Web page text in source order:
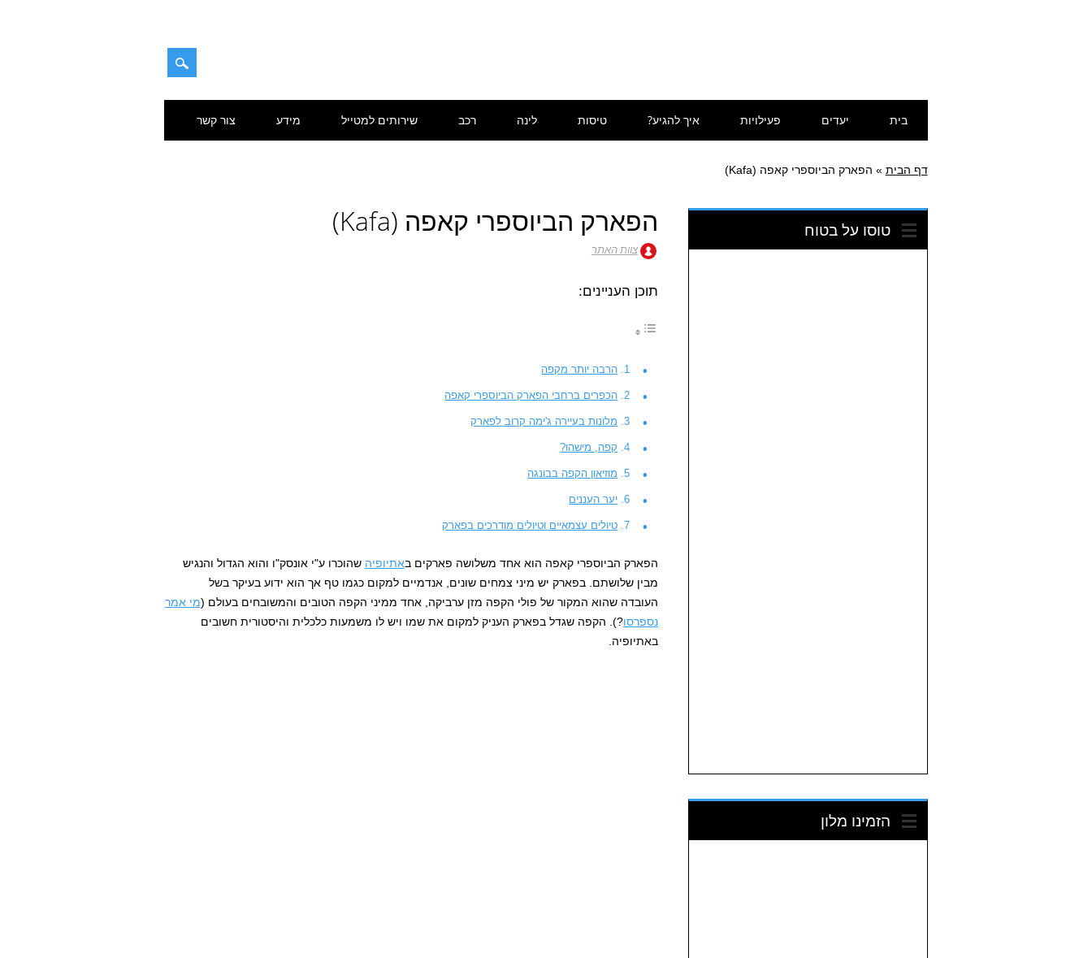
לתוכן
בית יעדים פעילויות איך להגיע? טיסות לינה רכב שירותים למטייל מידע צור קשר
דף הבית » הפארק הביוספרי קאפה (Kafa)
הפארק הביוספרי קאפה (Kafa)
צוות האתר
תוכן העניינים:
הרבה יותר מקפה
הכפרים ברחבי הפארק הביוספרי קאפה
מלונות בעיירה ג'ימה קרוב לפארק
קפה, מישהו?
מוזיאון הקפה בבונגה
יער העננים
טיולים עצמאיים וטיולים מודרכים בפארק
הפארק הביוספרי קאפה הוא אחד משלושה פארקים באתיופיה שהוכרו ע"י אונסק"ו והוא הגדול והנגיש
מבין שלושתם. בפארק יש מיני צמחים שונים, אנדמיים למקום כגמו טף אך הוא ידוע בעיקר בשל
העובדה שהוא המקור של פולי הקפה מזן ערביקה, אחד ממיני הקפה הטובים והמשובחים בעולם (מי אמר
נספרסו?). הקפה שגדל בפארק העניק למקום את שמו ויש לו משמעות כלכלית והיסטורית חשובים
באתיופיה.
טוסו על בטוח
הזמינו מלון